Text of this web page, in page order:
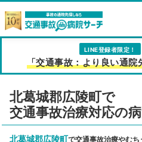
LINE登録者限定！
「交通事故：より良い通院
北葛城郡広陵町で
交通事故治療対応の
北葛城郡広陵町で交通事故治療やむ